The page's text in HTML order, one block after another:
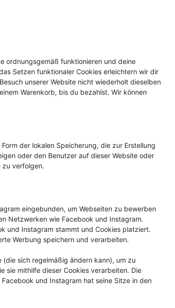
ordnungsgemäß funktionieren und deine
Setzen funktionaler Cookies erleichtern wir dir
unserer Website nicht wiederholt dieselben
Warenkorb, bis du bezahlst. Wir können
der lokalen Speicherung, die zur Erstellung
oder den Benutzer auf dieser Website oder
zu verfolgen.
eingebunden, um Webseiten zu bewerben
Netzwerken wie Facebook und Instagram.
und Instagram stammt und Cookies platziert.
Werbung speichern und verarbeiten.
sich regelmäßig ändern kann), um zu
sie mithilfe dieser Cookies verarbeiten. Die
und Instagram hat seine Sitze in den